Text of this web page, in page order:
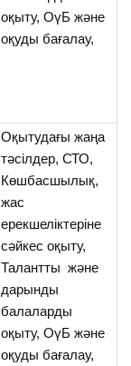
оқыту, ОүБ және
оқуды бағалау,
Оқытудағы жаңа
тәсілдер, СТО,
Көшбасшылық,
жас
ерекшеліктеріне
сәйкес оқыту,
Талантты және
дарынды
балаларды
оқыту, ОүБ және
оқуды бағалау,